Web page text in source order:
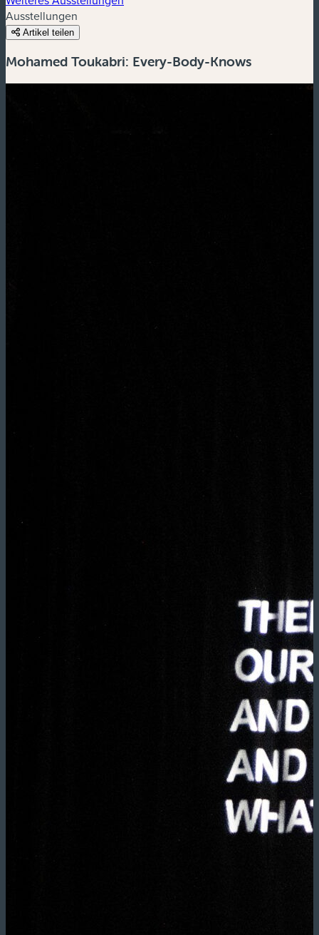
Ausstellungen
Artikel teilen
Mohamed Toukabri: Every-Body-Knows